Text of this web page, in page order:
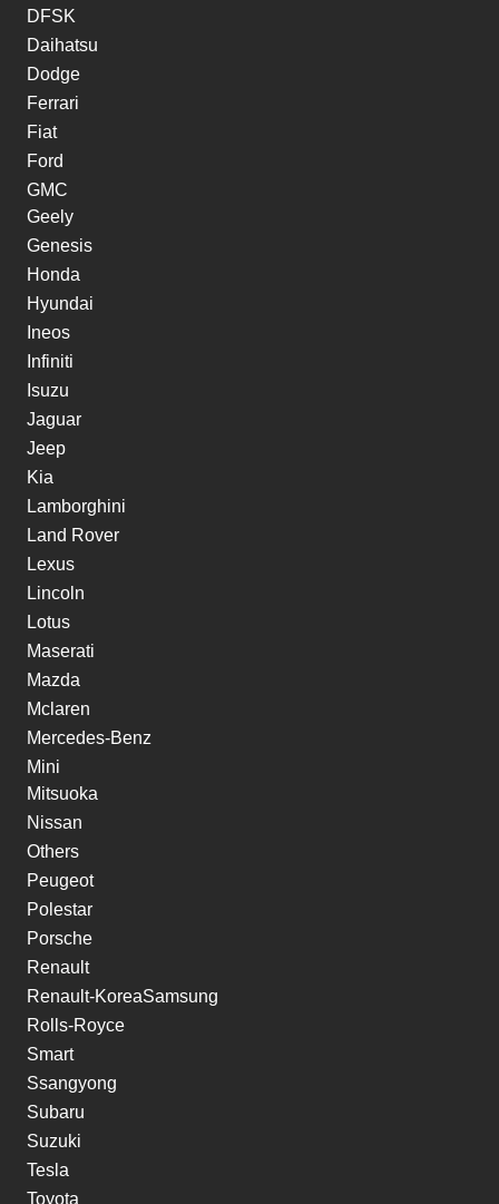
DFSK
Daihatsu
Dodge
Ferrari
Fiat
Ford
GMC
Geely
Genesis
Honda
Hyundai
Ineos
Infiniti
Isuzu
Jaguar
Jeep
Kia
Lamborghini
Land Rover
Lexus
Lincoln
Lotus
Maserati
Mazda
Mclaren
Mercedes-Benz
Mini
Mitsuoka
Nissan
Others
Peugeot
Polestar
Porsche
Renault
Renault-KoreaSamsung
Rolls-Royce
Smart
Ssangyong
Subaru
Suzuki
Tesla
Toyota